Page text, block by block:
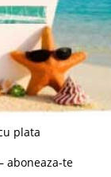
plata
aboneaza-te